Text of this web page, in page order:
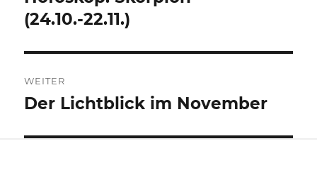
Beitrag:
(24.10.-22.11.)
WEITER
Nächster
Der Lichtblick im November